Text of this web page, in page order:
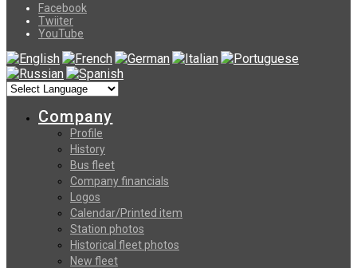
Facebook
Twiiter
YouTube
Company
Profile
History
Bus fleet
Company financials
Logos
Calendar/Printed item
Station photos
Historical fleet photos
New fleet